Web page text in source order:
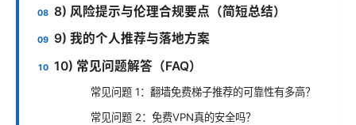
8) 风险提示与伦理合规要点（简短总结）
9) 我的个人推荐与落地方案
10) 常见问题解答（FAQ）
常见问题 1：翻墙免费梯子推荐的可靠性有多高？
常见问题 2：免费VPN真的安全吗？